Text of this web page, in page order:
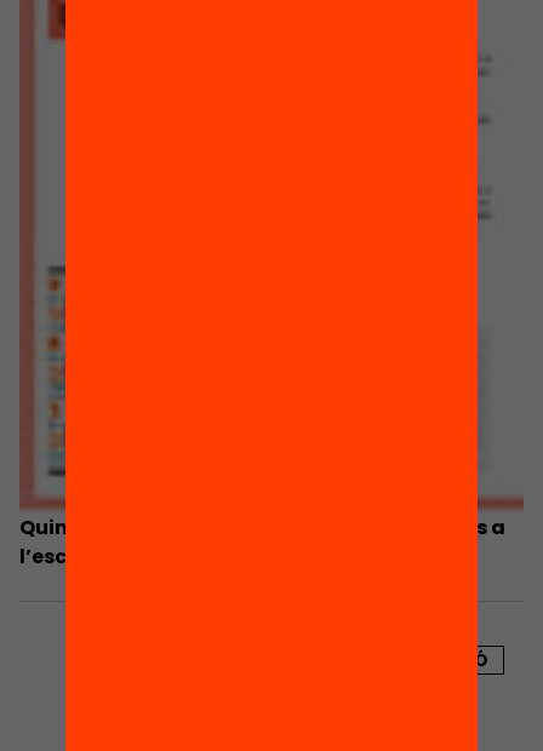
Quin és el grau de participació de les famílies a
l’escola?
PUBLICACIÓ